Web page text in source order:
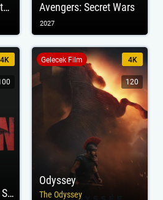
Spider-Man: Beyond the Spider-Verse Avengers: Secret Wars
2027
Untitled The Batman Sequel
4K
Odyssey
The Odyssey
Gelecek Film 4K
120